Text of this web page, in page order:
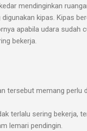
mendinginkan
kipas. Kipas
apabila udara sudah
bekerja.
tersebut memang perlu
terlalu sering bekerja,
lemari pendingin.